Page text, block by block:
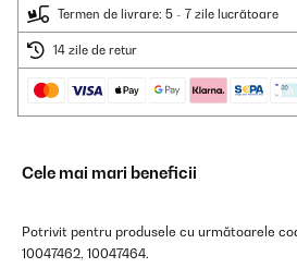
Termen de livrare: 5 - 7 zile lucrătoare
14 zile de retur
Cele mai mari beneficii
Potrivit pentru produsele cu următoarele
10047462, 10047464.